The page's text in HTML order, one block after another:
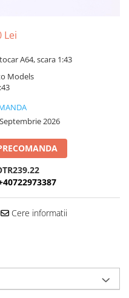
Lei
A64, scara 1:43
Models
Septembrie 2026
Cere informatii